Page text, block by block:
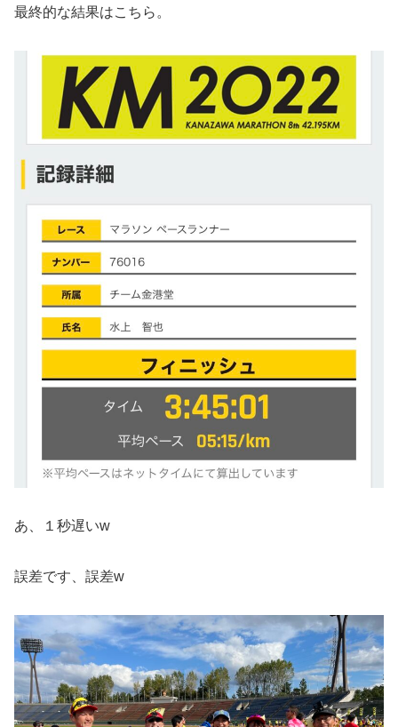
最終的な結果はこちら。
あ、１秒遅いw
誤差です、誤差w